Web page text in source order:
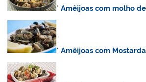
*Amêijoas com molho
*Amêijoas com